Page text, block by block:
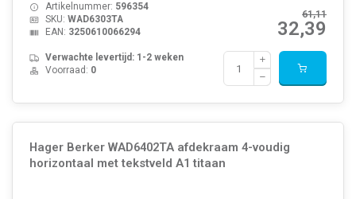
61,11
32,39
Artikelnummer: 596354
SKU: WAD6303TA
EAN: 3250610066294
Verwachte levertijd: 1-2 weken
Voorraad: 0
Hager Berker WAD6402TA afdekraam 4-voudig
horizontaal met tekstveld A1 titaan